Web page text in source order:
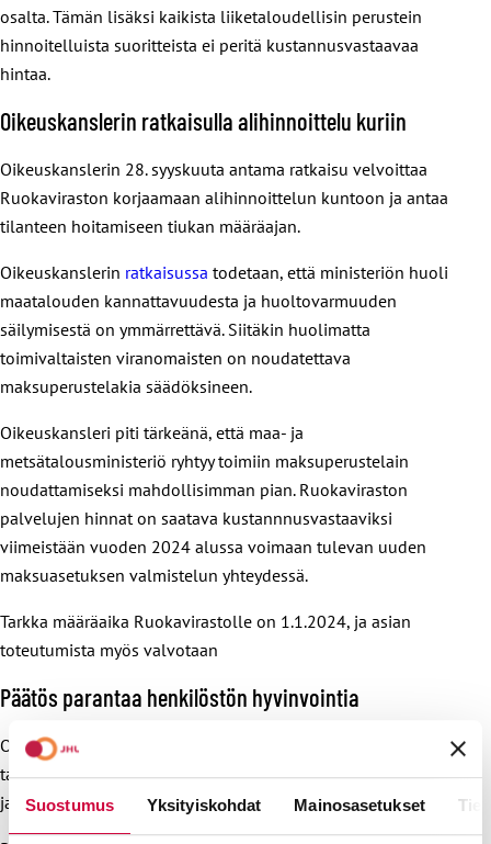
Suostumus Yksityiskohdat Mainosasetukset
osalta. Tämän lisäksi kaikista liiketaloudellisin perustein
hinnoitelluista suoritteista ei peritä kustannusvastaavaa
hintaa.
Oikeuskanslerin ratkaisulla alihinnoittelu kuriin
Oikeuskanslerin 28. syyskuuta antama ratkaisu velvoittaa
Ruokaviraston korjaamaan alihinnoittelun kuntoon ja antaa
tilanteen hoitamiseen tiukan määräajan.
Oikeuskanslerin ratkaisussa todetaan, että ministeriön huoli
maatalouden kannattavuudesta ja huoltovarmuuden
säilymisestä on ymmärrettävä. Siitäkin huolimatta
toimivaltaisten viranomaisten on noudatettava
maksuperustelakia säädöksineen.
Oikeuskansleri piti tärkeänä, että maa- ja
metsätalousministeriö ryhtyy toimiin maksuperustelain
noudattamiseksi mahdollisimman pian. Ruokaviraston
palvelujen hinnat on saatava kustannnusvastaaviksi
viimeistään vuoden 2024 alussa voimaan tulevan uuden
maksuasetuksen valmistelun yhteydessä.
Tarkka määräaika Ruokavirastolle on 1.1.2024, ja asian
toteutumista myös valvotaan
Päätös parantaa henkilöstön hyvinvointia
Oikeuskanslerin päätöksen myötä viraston budjetti
tasapainottuu ja tulee osaltaan turvaamaan toiminnan
jatkuvuutta.